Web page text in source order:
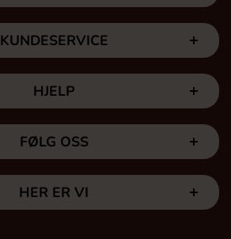
KUNDESERVICE
HJELP
FØLG OSS
HER ER VI